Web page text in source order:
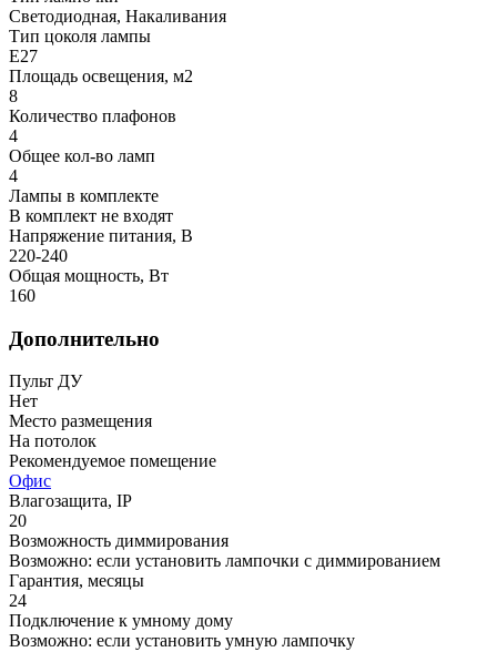
Светодиодная, Накаливания
Тип цоколя лампы
E27
Площадь освещения, м2
8
Количество плафонов
4
Общее кол-во ламп
4
Лампы в комплекте
В комплект не входят
Напряжение питания, В
220-240
Общая мощность, Вт
160
Дополнительно
Пульт ДУ
Нет
Место размещения
На потолок
Рекомендуемое помещение
Офис
Влагозащита, IP
20
Возможность диммирования
Возможно: если установить лампочки с диммированием
Гарантия, месяцы
24
Подключение к умному дому
Возможно: если установить умную лампочку